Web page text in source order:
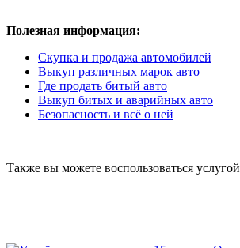
Полезная информация:
Скупка и продажа автомобилей
Выкуп различных марок авто
Где продать битый авто
Выкуп битых и аварийных авто
Безопасность и всё о ней
Также вы можете воспользоваться услугой